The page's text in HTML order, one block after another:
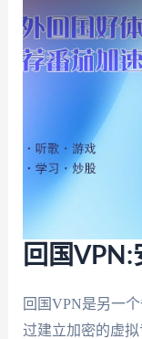
回国
回国VPN是另一
过建立加密的虚